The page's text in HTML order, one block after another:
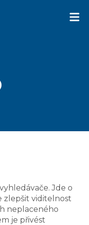
Jde o
zlepšit viditelnost
neplaceného
je přivést